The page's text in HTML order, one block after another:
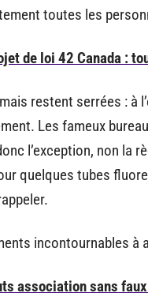
toutes les
de loi 42 Canada :
restent serrées : à
Les fameux
l’exception, non la
quelques tubes
incontournables à
association sans